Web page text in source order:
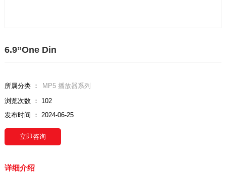
6.9”One Din
所属分类 ：
MP5 播放器系列
浏览次数 ： 102
发布时间 ： 2024-06-25
立即咨询
详细介绍